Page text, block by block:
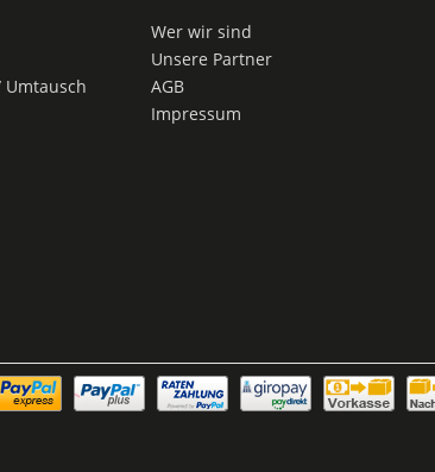
Wer wir sind
Unsere Partner
AGB
Impressum